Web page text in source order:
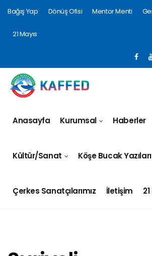
Bağış Yap Dönüş Ofisi Mentor Menti
21 Mayıs
Anasayfa Kurumsal Haberler
Kültür/Sanat Köşe Bucak Yazıları
Çerkes Sanatçılarımız İletişim